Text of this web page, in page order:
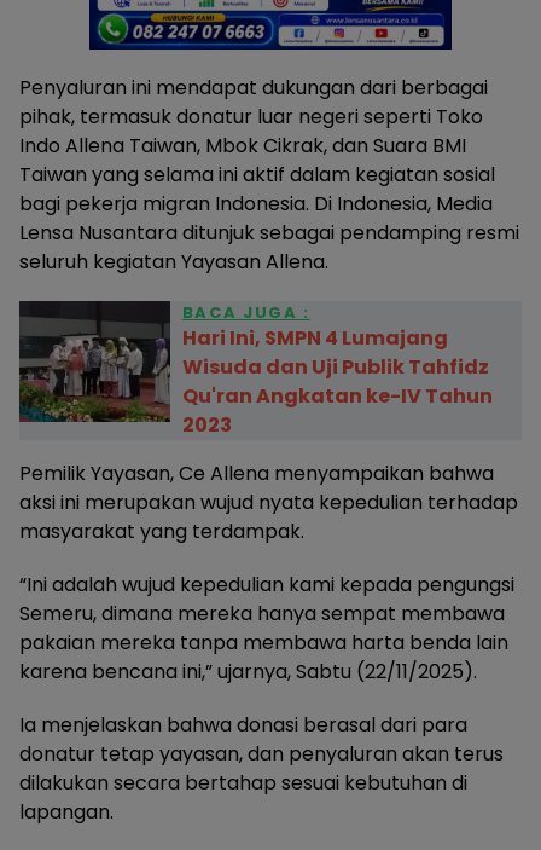
Penyaluran ini mendapat dukungan dari berbagai
pihak, termasuk donatur luar negeri seperti Toko
Indo Allena Taiwan, Mbok Cikrak, dan Suara BMI
Taiwan yang selama ini aktif dalam kegiatan sosial
bagi pekerja migran Indonesia. Di Indonesia, Media
Lensa Nusantara ditunjuk sebagai pendamping resmi
seluruh kegiatan Yayasan Allena.
BACA JUGA :
Hari Ini, SMPN 4 Lumajang
Wisuda dan Uji Publik Tahfidz
Qu'ran Angkatan ke-IV Tahun
2023
Pemilik Yayasan, Ce Allena menyampaikan bahwa
aksi ini merupakan wujud nyata kepedulian terhadap
masyarakat yang terdampak.
“Ini adalah wujud kepedulian kami kepada pengungsi
Semeru, dimana mereka hanya sempat membawa
pakaian mereka tanpa membawa harta benda lain
karena bencana ini,” ujarnya, Sabtu (22/11/2025).
Ia menjelaskan bahwa donasi berasal dari para
donatur tetap yayasan, dan penyaluran akan terus
dilakukan secara bertahap sesuai kebutuhan di
lapangan.